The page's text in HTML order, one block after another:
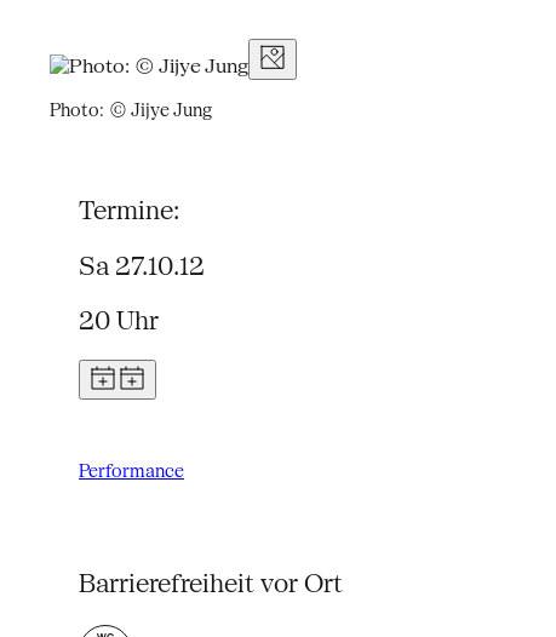
Photo: © Jijye Jung
Termine:
Sa 27.10.12
20 Uhr
Performance
Barrierefreiheit vor Ort